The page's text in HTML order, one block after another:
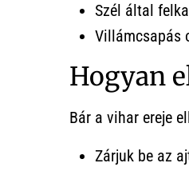
Szél által
Villámcsapás
Hogyan
Bár a vihar ereje
Zárjuk be az